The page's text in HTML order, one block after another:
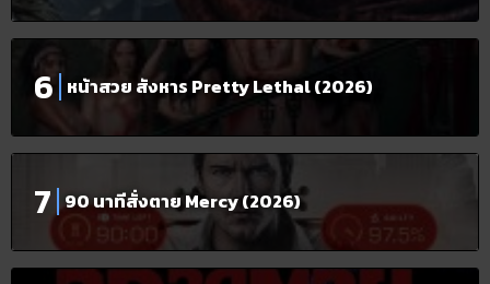
หน้าสวย สังหาร Pretty Lethal (2026)
90 นาทีสั่งตาย Mercy (2026)